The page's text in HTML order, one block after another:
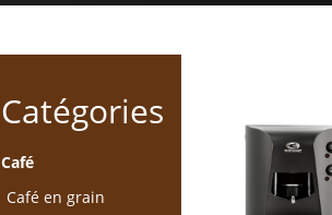
Catégories
Café
Café en grain